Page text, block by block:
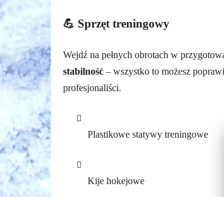
💪 Sprzęt treningowy
Wejdź na pełnych obrotach w
stabilność – wszystko to możesz
profesjonaliści.
Plastikowe statywy treningowe
Kije hokejowe